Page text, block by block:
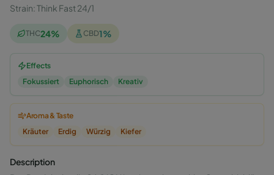
Strain:Think Fast 24/1
THC24% CBD1%
Effects
Fokussiert
Euphorisch Kreativ
Aroma & Taste
Kräuter
Erdig Würzig Kiefer
Description